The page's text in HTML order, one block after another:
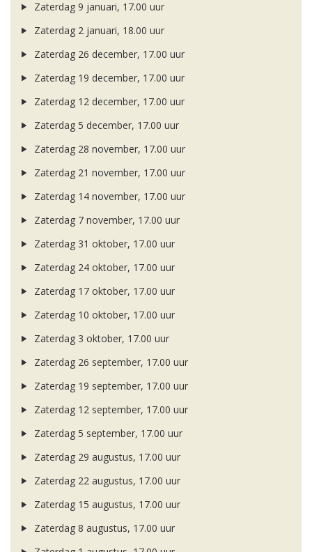
Zaterdag 9 januari, 17.00 uur
Zaterdag 2 januari, 18.00 uur
Zaterdag 26 december, 17.00 uur
Zaterdag 19 december, 17.00 uur
Zaterdag 12 december, 17.00 uur
Zaterdag 5 december, 17.00 uur
Zaterdag 28 november, 17.00 uur
Zaterdag 21 november, 17.00 uur
Zaterdag 14 november, 17.00 uur
Zaterdag 7 november, 17.00 uur
Zaterdag 31 oktober, 17.00 uur
Zaterdag 24 oktober, 17.00 uur
Zaterdag 17 oktober, 17.00 uur
Zaterdag 10 oktober, 17.00 uur
Zaterdag 3 oktober, 17.00 uur
Zaterdag 26 september, 17.00 uur
Zaterdag 19 september, 17.00 uur
Zaterdag 12 september, 17.00 uur
Zaterdag 5 september, 17.00 uur
Zaterdag 29 augustus, 17.00 uur
Zaterdag 22 augustus, 17.00 uur
Zaterdag 15 augustus, 17.00 uur
Zaterdag 8 augustus, 17.00 uur